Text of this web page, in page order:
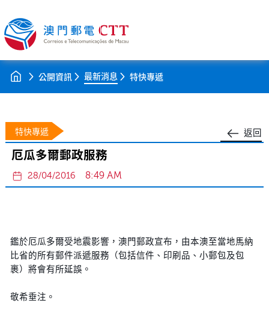
公開資訊 最新消息 特快專遞
返回
特快專遞
厄瓜多爾郵政服務
28/04/2016 8:49 AM
鑑於厄瓜多爾受地震影響，澳門郵政宣布，由本澳至當地馬納
比省的所有郵件派遞服務（包括信件、印刷品、小郵包及包
裹）將會有所延誤。
敬希垂注。